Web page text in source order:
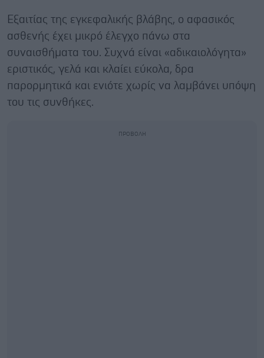
Εξαιτίας της εγκεφαλικής βλάβης, ο αφασικός
ασθενής έχει μικρό έλεγχο πάνω στα
συναισθήματα του. Συχνά είναι «αδικαιολόγητα»
εριστικός, γελά και κλαίει εύκολα, δρα
παρορμητικά και ενιότε χωρίς να λαμβάνει υπόψη
του τις συνθήκες.